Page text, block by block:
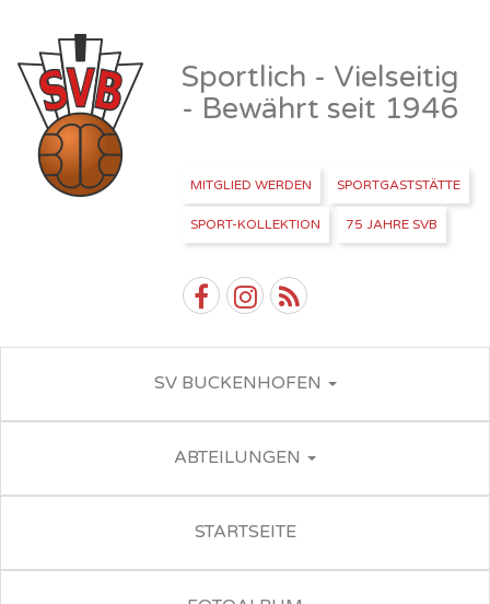
Sportlich - Vielseitig
- Bewährt seit 1946
MITGLIED WERDEN SPORTGASTSTÄTTE
SPORT-KOLLEKTION 75 JAHRE SVB
SV BUCKENHOFEN
ABTEILUNGEN
STARTSEITE